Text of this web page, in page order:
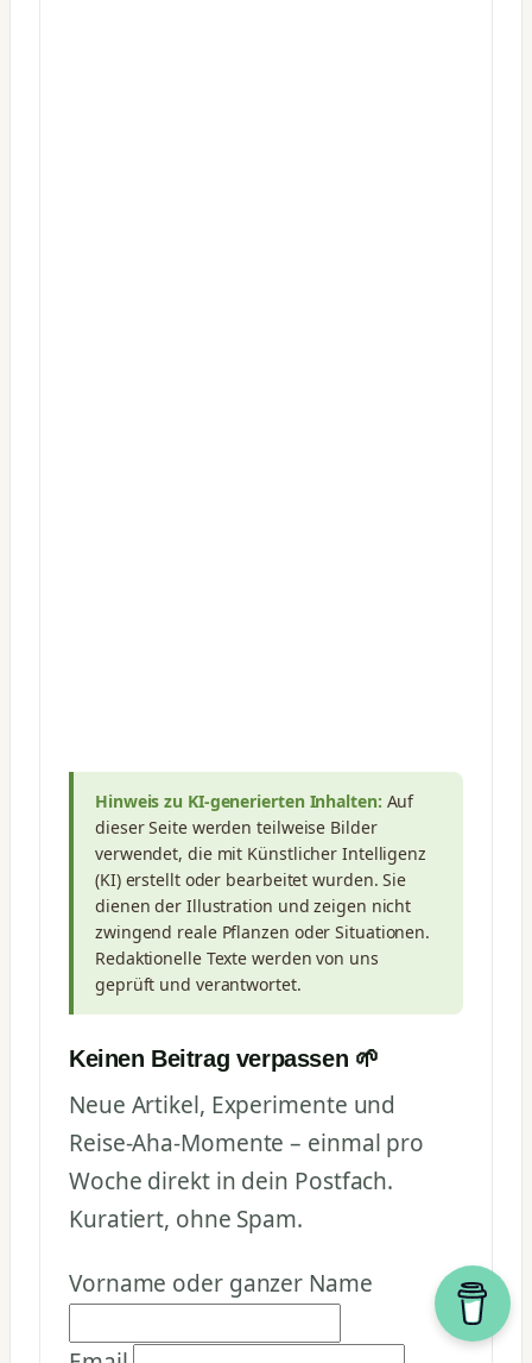
Hinweis zu KI-generierten Inhalten: Auf
dieser Seite werden teilweise Bilder
verwendet, die mit Künstlicher Intelligenz
(KI) erstellt oder bearbeitet wurden. Sie
dienen der Illustration und zeigen nicht
zwingend reale Pflanzen oder Situationen.
Redaktionelle Texte werden von uns
geprüft und verantwortet.
Keinen Beitrag verpassen 🌱
Neue Artikel, Experimente und
Reise-Aha-Momente – einmal pro
Woche direkt in dein Postfach.
Kuratiert, ohne Spam.
Vorname oder ganzer Name